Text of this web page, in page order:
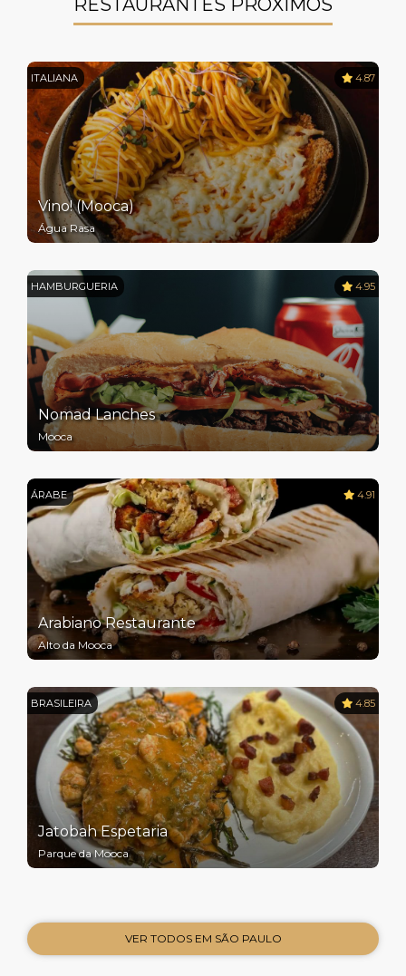
ITALIANA 4.87
Vino! (Mooca)
Água Rasa
HAMBURGUERIA 4.95
Nomad Lanches
Mooca
ÁRABE 4.91
Arabiano Restaurante
Alto da Mooca
BRASILEIRA 4.85
Jatobah Espetaria
Parque da Mooca
VER TODOS EM SÃO PAULO